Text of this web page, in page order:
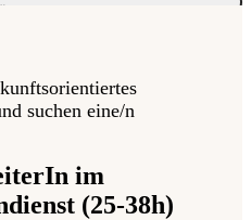
FÜR ÜBER UNS
suchen eine/n
im
(25-38h)